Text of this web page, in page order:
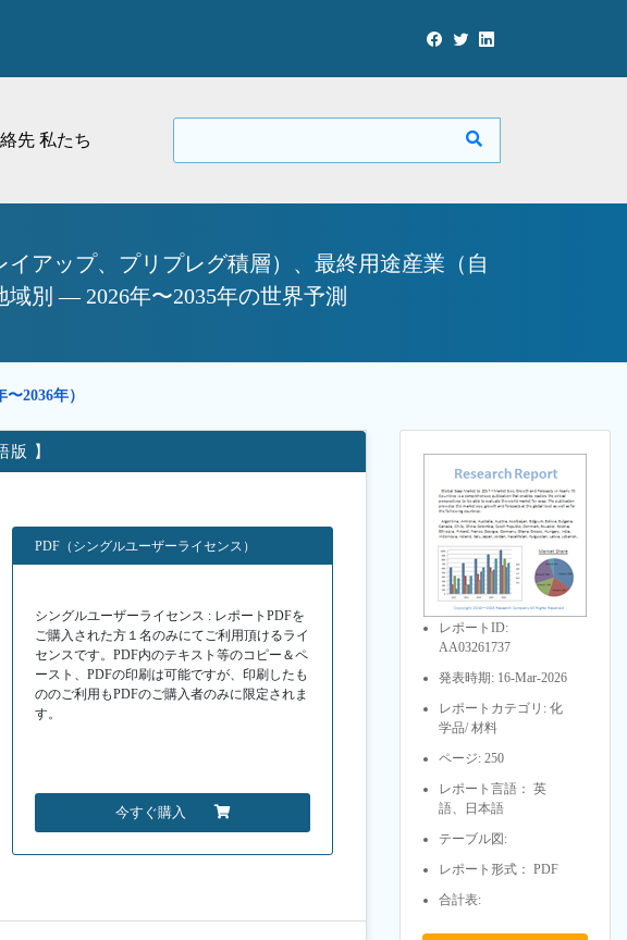
先 私たち
アップ、プリプレグ積層）、最終用途産業（自
別 — 2026年〜2035年の世界予測
〜2036年）
版 】
PDF（シングルユーザーライセンス）
シングルユーザーライセンス : レポートPDFを
ご購入された方１名のみにてご利用頂けるライ
センスです。PDF内のテキスト等のコピー＆ペ
ースト、PDFの印刷は可能ですが、印刷したも
ののご利用もPDFのご購入者のみに限定されま
す。
今すぐ購入
レポートID:
AA03261737
発表時期: 16-Mar-2026
レポートカテゴリ: 化
学品/ 材料
ページ: 250
レポート言語： 英
語、日本語
テーブル図:
レポート形式： PDF
合計表: